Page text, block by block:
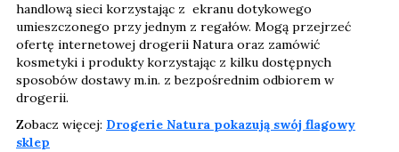
handlową sieci korzystając z ekranu dotykowego
umieszczonego przy jednym z regałów. Mogą przejrzeć
ofertę internetowej drogerii Natura oraz zamówić
kosmetyki i produkty korzystając z kilku dostępnych
sposobów dostawy m.in. z bezpośrednim odbiorem w
drogerii.
Zobacz więcej: Drogerie Natura pokazują swój flagowy
sklep